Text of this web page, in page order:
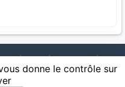
| Carte | Communes |
| Zones protégées | Forets |
donne le contrôle sur